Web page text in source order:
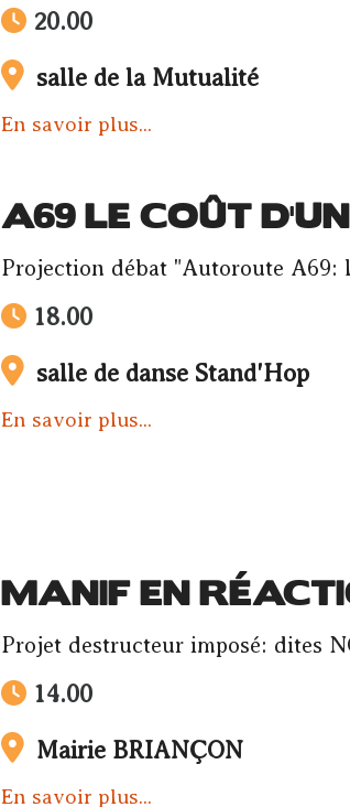
20.00
salle de la Mutualité
En savoir plus...
A69 LE COÛT
Projection débat "Autoroute
18.00
salle de danse Stand'Hop
En savoir plus...
MANIF EN
Projet destructeur imposé: dites
14.00
Mairie BRIANÇON
En savoir plus...